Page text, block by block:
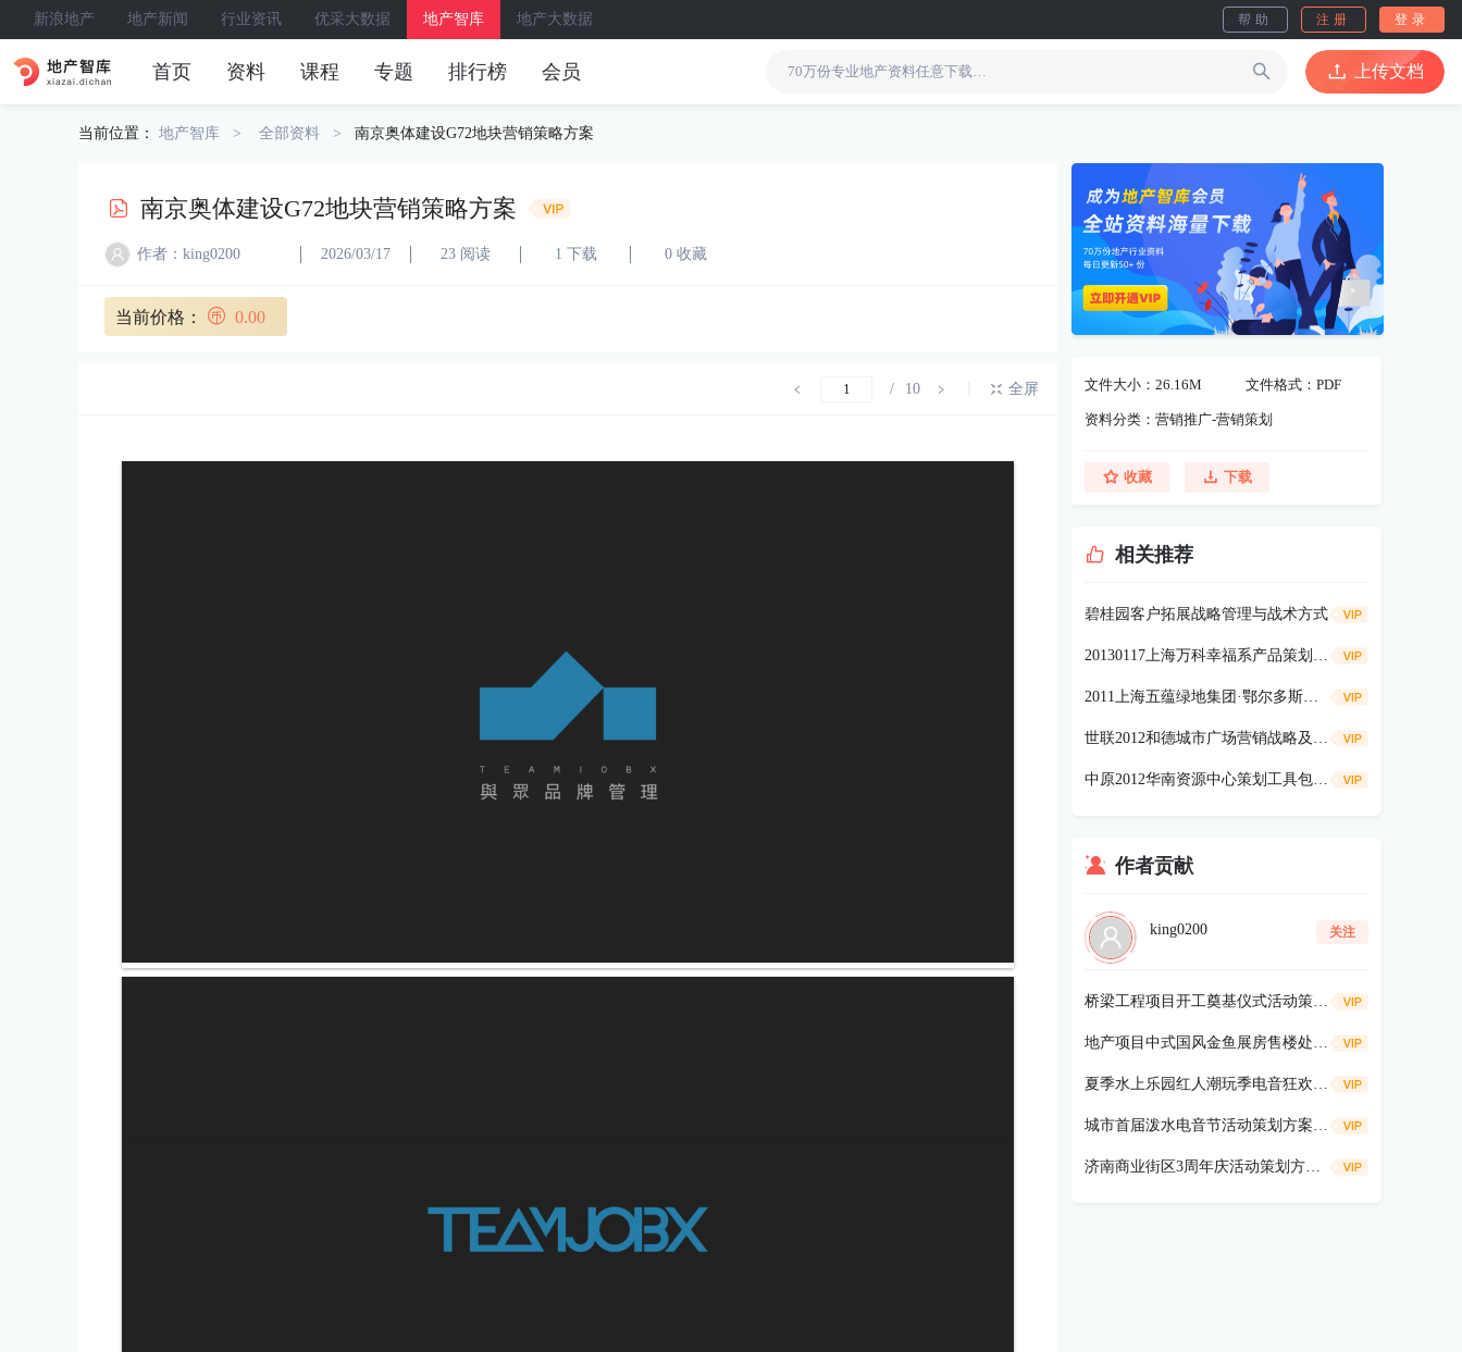
新浪地产 地产新闻 行业资讯 优采大数据 地产智库 地产大数据 帮助 注册 登录
首页 资料 课程 专题 排行榜 会员 上传文档
当前位置： 地产智库 全部资料 南京奥体建设G72地块营销策略方案
南京奥体建设G72地块营销策略方案
作者：king0200 2026/03/17 23 阅读 1 下载 0 收藏
当前价格： 0.00
/ 10 全屏 文件大小：26.16M 文件格式：PDF
资料分类：营销推广-营销策划
收藏 下载
相关推荐
碧桂园客户拓展战略管理与战术方式
20130117上海万科幸福系产品策划内容详细解读64p
2011上海五蕴绿地集团·鄂尔多斯巡展活动方案69p
世联2012和德城市广场营销战略及策略报告108P
中原2012华南资源中心策划工具包78P
作者贡献
king0200 关注
桥梁工程项目开工奠基仪式活动策划方案
地产项目中式国风金鱼展房售楼处示范区开放活动策划方案（遇鉴国风雅境时主题）
夏季水上乐园红人潮玩季电音狂欢活动策划方案
城市首届泼水电音节活动策划方案（盛夏狂欢 电音造浪主题）
济南商业街区3周年庆活动策划方案（共富热爱 不燃不3主题）